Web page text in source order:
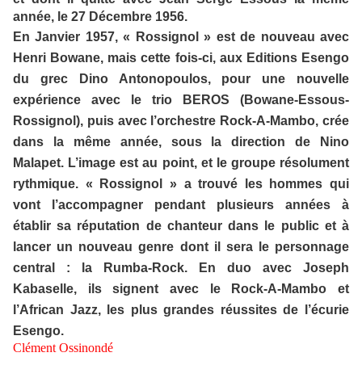
année, le 27 Décembre 1956.
En Janvier 1957, « Rossignol » est de nouveau avec
Henri Bowane, mais cette fois-ci, aux Editions Esengo
du grec Dino Antonopoulos, pour une nouvelle
expérience avec le trio BEROS (Bowane-Essous-
Rossignol), puis avec l’orchestre Rock-A-Mambo, crée
dans la même année, sous la direction de Nino
Malapet. L’image est au point, et le groupe résolument
rythmique. « Rossignol » a trouvé les hommes qui
vont l’accompagner pendant plusieurs années à
établir sa réputation de chanteur dans le public et à
lancer un nouveau genre dont il sera le personnage
central : la Rumba-Rock. En duo avec Joseph
Kabaselle, ils signent avec le Rock-A-Mambo et
l’African Jazz, les plus grandes réussites de l’écurie
Esengo.
Clément Ossinondé